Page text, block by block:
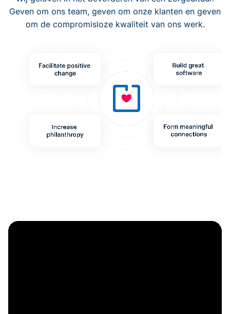
Geven om ons team, geven om onze klanten en geven
om de compromisloze kwaliteit van ons werk.